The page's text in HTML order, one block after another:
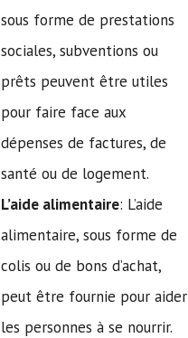
sous forme de prestations
sociales, subventions ou
prêts peuvent être utiles
pour faire face aux
dépenses de factures, de
santé ou de logement.
L’aide alimentaire: L’aide
alimentaire, sous forme de
colis ou de bons d’achat,
peut être fournie pour aider
les personnes à se nourrir.